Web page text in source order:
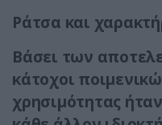
Ράτσα και
Βάσει των
κάτοχοι
χρησιμότητας